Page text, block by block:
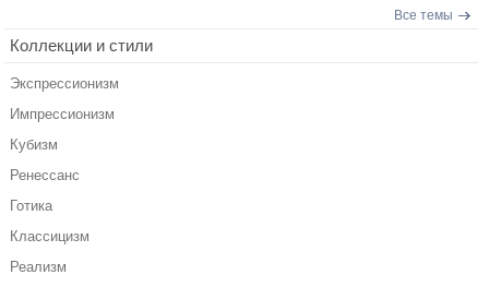
Все темы
Коллекции и стили
Экспрессионизм
Импрессионизм
Кубизм
Ренессанс
Готика
Классицизм
Реализм